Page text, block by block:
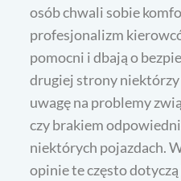
osób chwali sobie
profesjonalizm
pomocni i dbają o
drugiej strony
uwagę na problemy
czy brakiem
niektórych pojazdach.
opinie te często